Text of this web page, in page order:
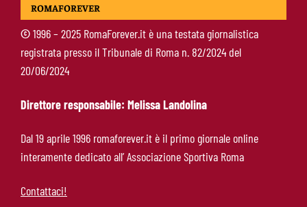
Roma-Endrick, Gasperini ci prova davvero:
contatti avviati, ma il brasiliano frena
ROMAFOREVER
©1996 – 2025 RomaForever.it è una testata giornalistica
registrata presso il Tribunale di Roma n. 82/2024 del
20/06/2024
Direttore responsabile: Melissa Landolina
Dal 19 aprile 1996 romaforever.it è il primo giornale online
interamente dedicato all’ Associazione Sportiva Roma
Contattaci!